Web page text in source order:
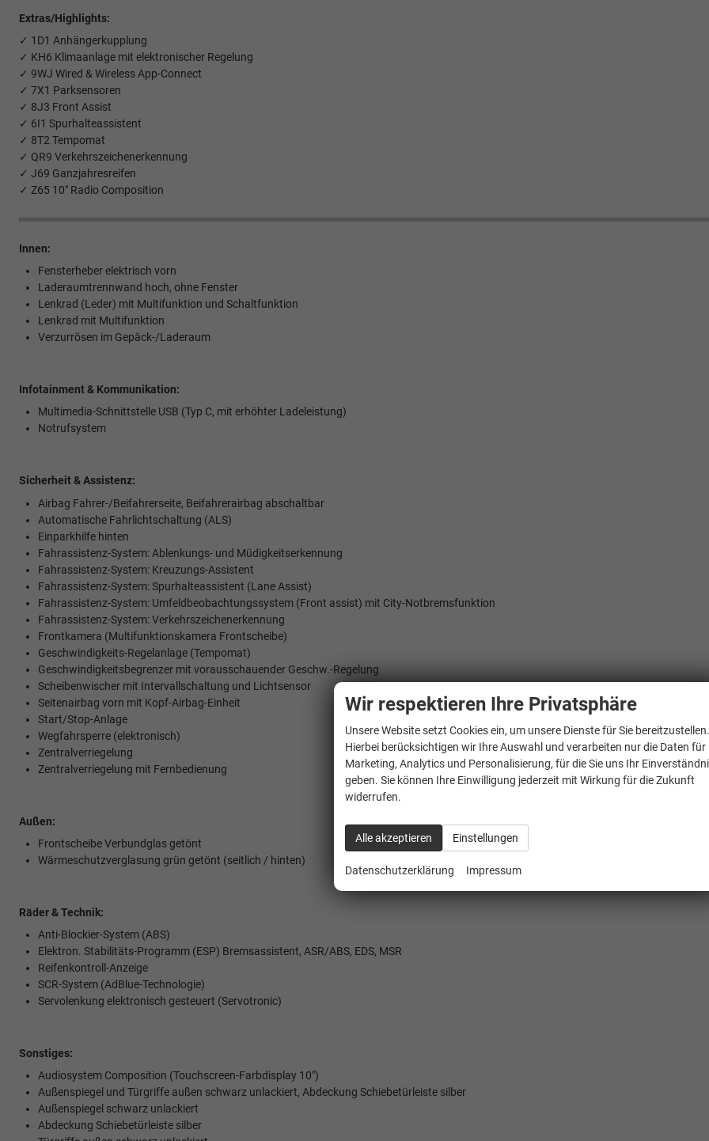
Extras/Highlights:
✓ 1D1 Anhängerkupplung
✓ KH6 Klimaanlage mit elektronischer Regelung
✓ 9WJ Wired & Wireless App-Connect
✓ 7X1 Parksensoren
✓ 8J3 Front Assist
✓ 6I1 Spurhalteassistent
✓ 8T2 Tempomat
✓ QR9 Verkehrszeichenerkennung
✓ J69 Ganzjahresreifen
✓ Z65 10" Radio Composition
Innen:
Fensterheber elektrisch vorn
Laderaumtrennwand hoch, ohne Fenster
Lenkrad (Leder) mit Multifunktion und Schaltfunktion
Lenkrad mit Multifunktion
Verzurrösen im Gepäck-/Laderaum
Infotainment & Kommunikation:
Multimedia-Schnittstelle USB (Typ C, mit erhöhter Ladeleistung)
Notrufsystem
Sicherheit & Assistenz:
Airbag Fahrer-/Beifahrerseite, Beifahrerairbag abschaltbar
Automatische Fahrlichtschaltung (ALS)
Einparkhilfe hinten
Fahrassistenz-System: Ablenkungs- und Müdigkeitserkennung
Fahrassistenz-System: Kreuzungs-Assistent
Fahrassistenz-System: Spurhalteassistent (Lane Assist)
Fahrassistenz-System: Umfeldbeobachtungssystem (Front assist) mit City-Notbremsfunktion
Fahrassistenz-System: Verkehrszeichenerkennung
Frontkamera (Multifunktionskamera Frontscheibe)
Geschwindigkeits-Regelanlage (Tempomat)
Geschwindigkeitsbegrenzer mit vorausschauender Geschw.-Regelung
Scheibenwischer mit Intervallschaltung und Lichtsensor
Seitenairbag vorn mit Kopf-Airbag-Einheit
Start/Stop-Anlage
Wegfahrsperre (elektronisch)
Zentralverriegelung
Zentralverriegelung mit Fernbedienung
Außen:
Frontscheibe Verbundglas getönt
Wärmeschutzverglasung grün getönt (seitlich / hinten)
Räder & Technik:
Anti-Blockier-System (ABS)
Elektron. Stabilitäts-Programm (ESP) Bremsassistent, ASR/ABS, EDS, MSR
Reifenkontroll-Anzeige
SCR-System (AdBlue-Technologie)
Servolenkung elektronisch gesteuert (Servotronic)
Sonstiges:
Audiosystem Composition (Touchscreen-Farbdisplay 10")
Außenspiegel und Türgriffe außen schwarz unlackiert, Abdeckung Schiebetürleiste silber
Außenspiegel schwarz unlackiert
Abdeckung Schiebetürleiste silber
Wir respektieren Ihre Privatsphäre
Unsere Website setzt Cookies ein, um unsere Dienste für Sie
Hierbei berücksichtigen wir Ihre Auswahl und verarbeiten nur die Daten für
Marketing, Analytics und Personalisierung, für die Sie uns Ihr
geben. Sie können Ihre Einwilligung jederzeit mit Wirkung für die Zukunft
widerrufen.
Alle akzeptieren Einstellungen
Datenschutzerklärung Impressum